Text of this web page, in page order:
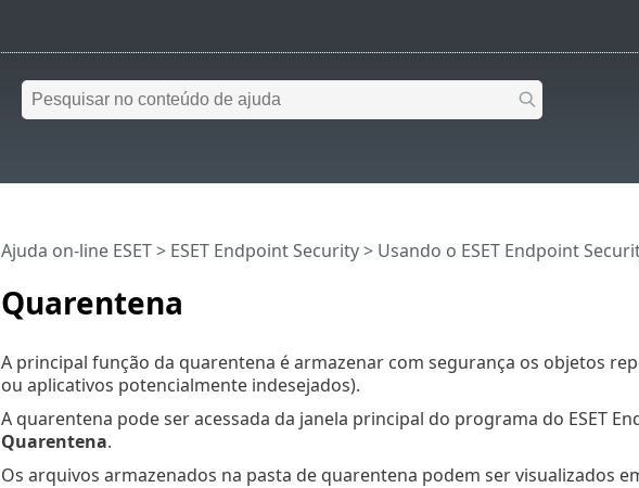
Quarentena
Ajuda on-line ESET> ESET Endpoint Security> Usando o ESET Endpoint
A principal função da quarentena é armazenar com segurança os objetos
ou aplicativos potencialmente indesejados).
A quarentena pode ser acessada da janela principal do programa do ESET
Quarentena.
Os arquivos armazenados na pasta de quarentena podem ser visualizados